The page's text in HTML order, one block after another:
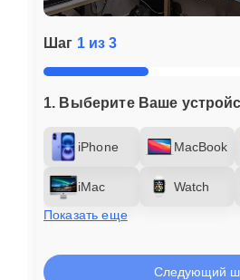
Шаг 1 из 3
1. Выберите Ваше
iPhone MacBook
iMac Watch
Показать еще
Следующий